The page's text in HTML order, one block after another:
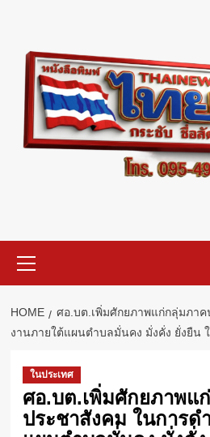
content
Menu
HOME
ศอ.บต.เพิ่มศักยภาพแก่กลุ่มภา
งานภายใต้แผนตำบลมั่นคง มั่งคั่ง ยั่งยืน
ในประเทศ
ศอ.บต.เพิ่มศักยภาพแ
ประชาสังคม ในการด